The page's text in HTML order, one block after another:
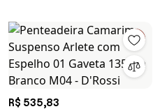
R$ 535,83